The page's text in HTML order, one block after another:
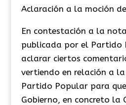
Aclaración a la moción
En contestación a la
publicada por el Partido
aclarar ciertos
vertiendo en relación a
Partido Popular para
Gobierno, en concreto la